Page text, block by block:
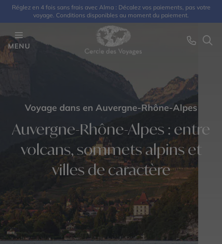
Réglez en 4 fois sans frais avec Alma : Décalez vos paiements, pas votre
voyage. Conditions disponibles au moment du paiement.
MENU
Voyage dans en Auvergne-Rhône-Alpes
Auvergne-Rhône-Alpes : entre
volcans, sommets alpins et
villes de caractère